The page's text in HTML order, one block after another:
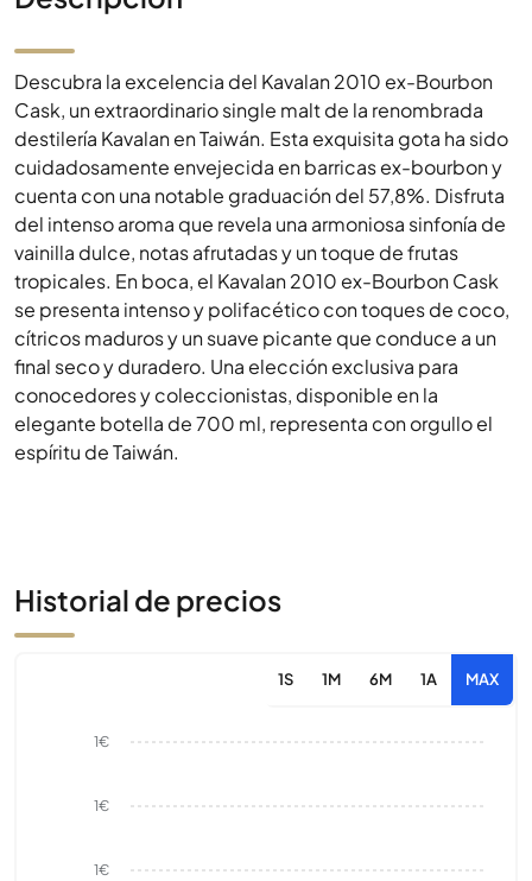
Descubra la excelencia del Kavalan 2010 ex-Bourbon
Cask, un extraordinario single malt de la renombrada
destilería Kavalan en Taiwán. Esta exquisita gota ha sido
cuidadosamente envejecida en barricas ex-bourbon y
cuenta con una notable graduación del 57,8%. Disfruta
del intenso aroma que revela una armoniosa sinfonía de
vainilla dulce, notas afrutadas y un toque de frutas
tropicales. En boca, el Kavalan 2010 ex-Bourbon Cask
se presenta intenso y polifacético con toques de coco,
cítricos maduros y un suave picante que conduce a un
final seco y duradero. Una elección exclusiva para
conocedores y coleccionistas, disponible en la
elegante botella de 700 ml, representa con orgullo el
espíritu de Taiwán.
Historial de precios
1S 1M 6M 1A MAX
1€
1€
1€